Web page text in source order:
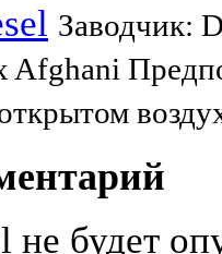
Заводчик:
Afghani
будет